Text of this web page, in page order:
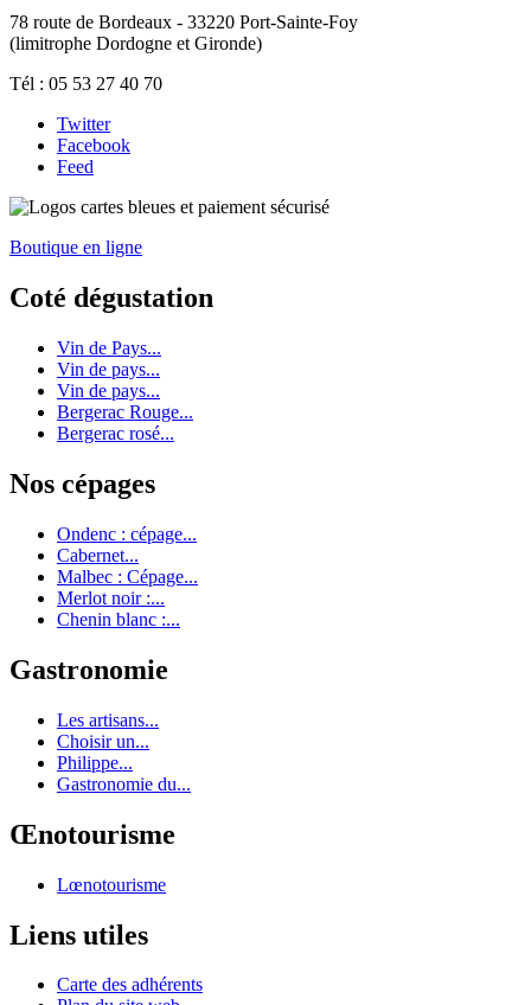
78 route de Bordeaux - 33220 Port-Sainte-Foy
(limitrophe Dordogne et Gironde)
Tél : 05 53 27 40 70
Twitter
Facebook
Feed
Boutique en ligne
Coté dégustation
Vin de Pays...
Vin de pays...
Vin de pays...
Bergerac Rouge...
Bergerac rosé...
Nos cépages
Ondenc : cépage...
Cabernet...
Malbec : Cépage...
Merlot noir :...
Chenin blanc :...
Gastronomie
Les artisans...
Choisir un...
Philippe...
Gastronomie du...
Œnotourisme
Lœnotourisme
Liens utiles
Carte des adhérents